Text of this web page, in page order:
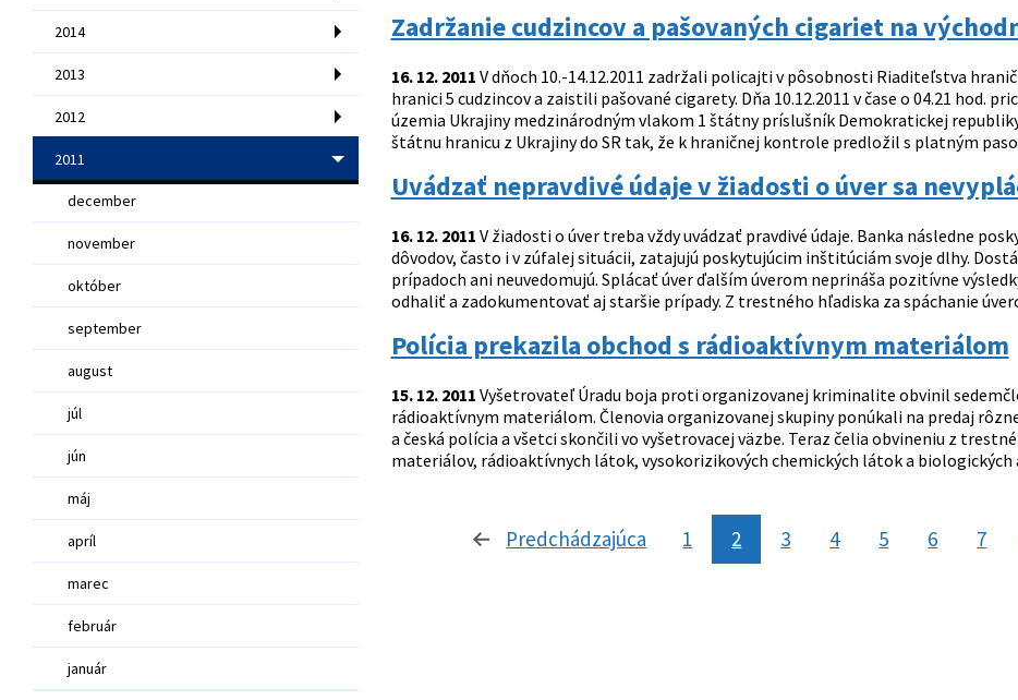
2014
2013
2012
2011
december
november
október
september
august
júl
jún
máj
apríl
marec
február
január
Zadržanie cudzincov a pašovaných cigariet na
16. 12. 2011 V dňoch 10.-14.12.2011 zadržali policajti v pôsobnosti Riaditeľstva
hranici 5 cudzincov a zaistili pašované cigarety. Dňa 10.12.2011 v čase o 04.21 hod.
územia Ukrajiny medzinárodným vlakom 1 štátny príslušník Demokratickej
štátnu hranicu z Ukrajiny do SR tak, že k hraničnej kontrole predložil s platným
Uvádzať nepravdivé údaje v žiadosti o úver sa
16. 12. 2011 V žiadosti o úver treba vždy uvádzať pravdivé údaje. Banka následne
dôvodov, často i v zúfalej situácii, zatajujú poskytujúcim inštitúciám svoje dlhy.
prípadoch ani neuvedomujú. Splácať úver ďalším úverom neprináša pozitívne
odhaliť a zadokumentovať aj staršie prípady. Z trestného hľadiska za spáchanie
Polícia prekazila obchod s rádioaktívnym materiálom
15. 12. 2011 Vyšetrovateľ Úradu boja proti organizovanej kriminalite obvinil
rádioaktívnym materiálom. Členovia organizovanej skupiny ponúkali na predaj
a česká polícia a všetci skončili vo vyšetrovacej väzbe. Teraz čelia obvineniu z
materiálov, rádioaktívnych látok, vysokorizikových chemických látok a biologických
Predchádzajúca stránka
1 2 3 4 5 6 7